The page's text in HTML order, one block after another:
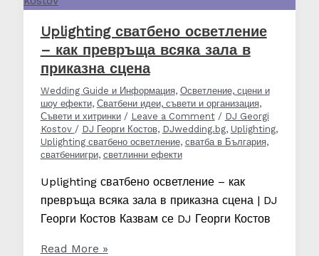
–
да
създадете
перфектната
атмосфера
Uplighting сватбено осветление
– как превръща всяка зала в
приказна сцена
Wedding Guide и Информация, Осветление, сцени и
шоу ефекти, Сватбени идеи, съвети и организация,
Съвети и хитринки/ Leave a Comment / DJ Georgi
Kostov / DJ Георги Костов, DJwedding.bg, Uplighting,
Uplighting сватбено осветление, сватба в България,
сватбениигри, светлинни ефекти
Uplighting сватбено осветление – как
превръща всяка зала в приказна сцена | DJ
Георги Костов Казвам се DJ Георги Костов
Uplighting
Read More »